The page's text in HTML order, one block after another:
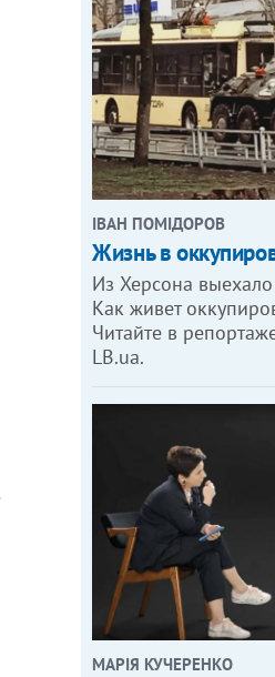
ІВАН ПОМІДОРОВ
Жизнь в
Из Херсона
Как живет
Читайте в
LB.ua.
МАРІЯ КУЧЕРЕНКО